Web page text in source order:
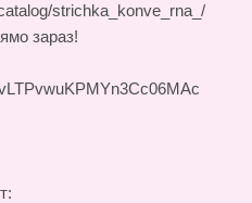
strichka_konve_rna_/
зараз!